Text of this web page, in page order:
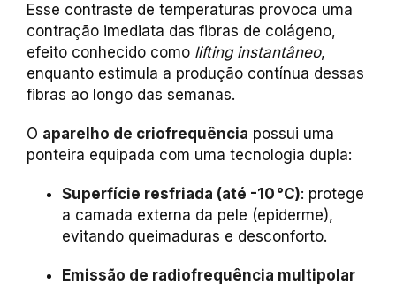
Esse contraste de temperaturas provoca uma
contração imediata das fibras de colágeno,
efeito conhecido como lifting instantâneo,
enquanto estimula a produção contínua dessas
fibras ao longo das semanas.
O aparelho de criofrequência possui uma
ponteira equipada com uma tecnologia dupla:
Superfície resfriada (até -10 °C): protege
a camada externa da pele (epiderme),
evitando queimaduras e desconforto.
Emissão de radiofrequência multipolar